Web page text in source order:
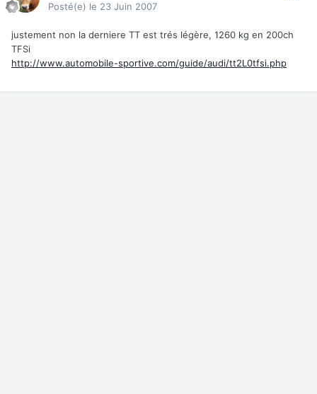
Posté(e) le 23 Juin 2007
justement non la derniere TT est trés légère, 1260 kg en 200ch
TFSi
http://www.automobile-sportive.com/guide/audi/tt2L0tfsi.php